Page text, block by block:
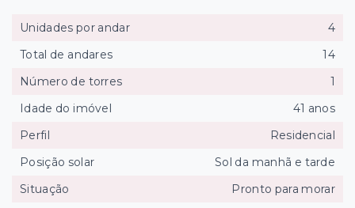
Unidades por andar
4
Total de andares
14
Número de torres
1
Idade do imóvel
41 anos
Perfil
Residencial
Posição solar
Sol da manhã e tarde
Situação
Pronto para morar